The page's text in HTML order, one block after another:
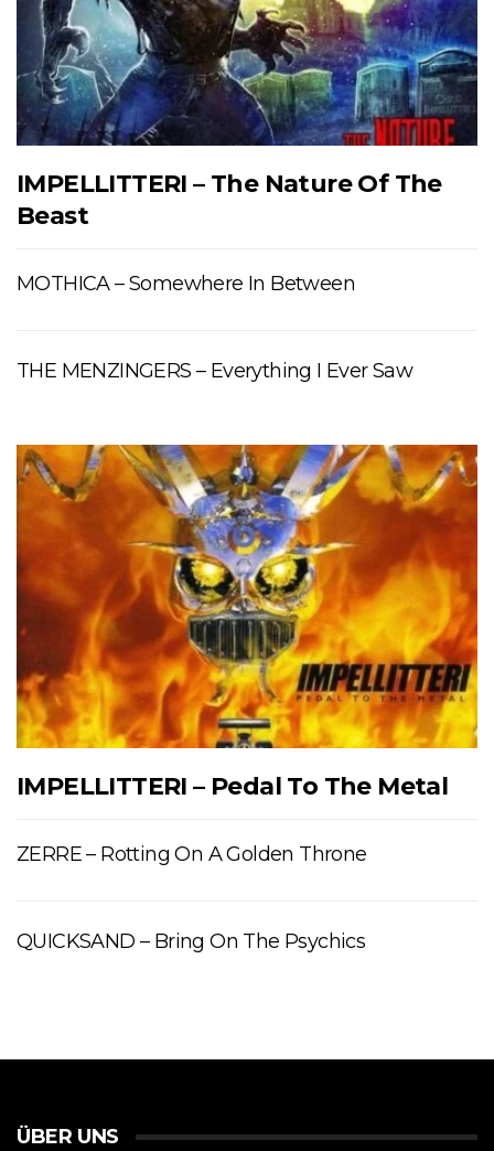
IMPELLITTERI – The Nature Of The
Beast
MOTHICA – Somewhere In Between
THE MENZINGERS – Everything I Ever Saw
IMPELLITTERI – Pedal To The Metal
ZERRE – Rotting On A Golden Throne
QUICKSAND – Bring On The Psychics
ÜBER UNS